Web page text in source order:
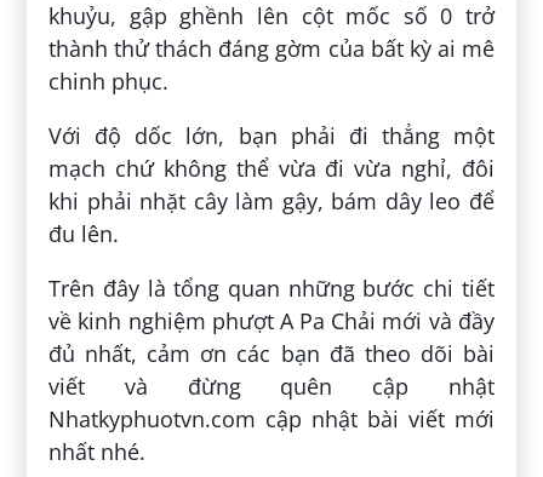
khuỷu, gập ghềnh lên cột mốc số 0 trở
thành thử thách đáng gờm của bất kỳ ai mê
chinh phục.
Với độ dốc lớn, bạn phải đi thẳng một
mạch chứ không thể vừa đi vừa nghỉ, đôi
khi phải nhặt cây làm gậy, bám dây leo để
đu lên.
Trên đây là tổng quan những bước chi tiết
về kinh nghiệm phượt A Pa Chải mới và đầy
đủ nhất, cảm ơn các bạn đã theo dõi bài
viết và đừng quên cập nhật
Nhatkyphuotvn.com cập nhật bài viết mới
nhất nhé.